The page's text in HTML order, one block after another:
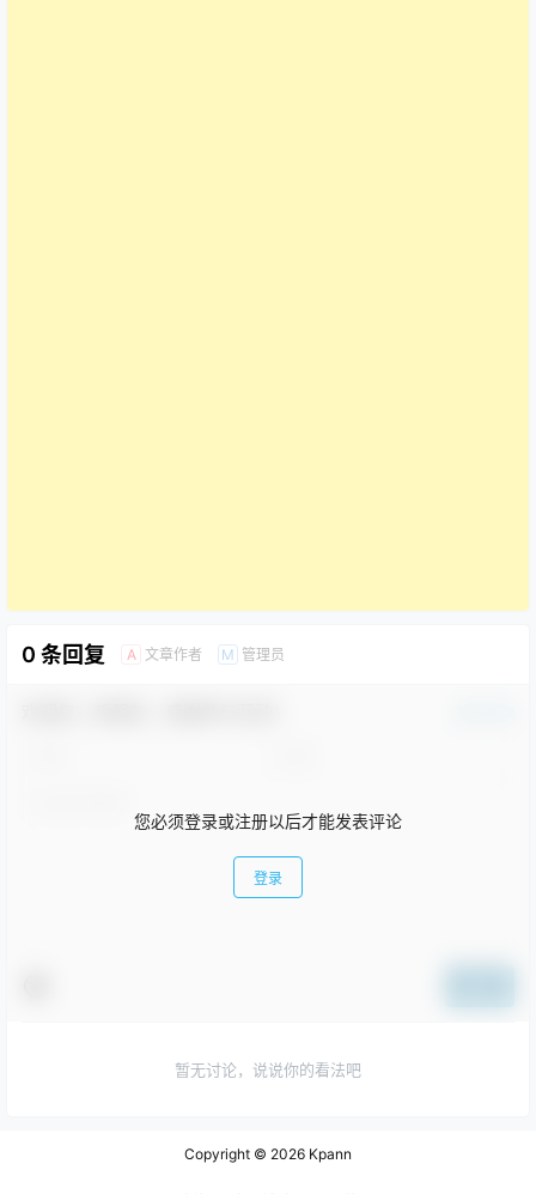
0 条回复 A 文章作者 M 管理员
您必须登录或注册以后才能发表评论
登录
暂无讨论，说说你的看法吧
Copyright © 2026 Kpann